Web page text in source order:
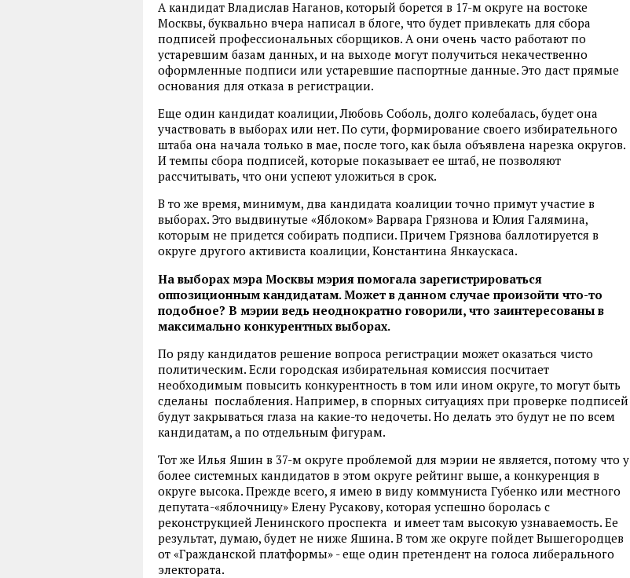
А кандидат Владислав Наганов, который борется в 17-м округе на востоке
Москвы, буквально вчера написал в блоге, что будет привлекать для сбора
подписей профессиональных сборщиков. А они очень часто работают по
устаревшим базам данных, и на выходе могут получиться некачественно
оформленные подписи или устаревшие паспортные данные. Это даст прямые
основания для отказа в регистрации.
Еще один кандидат коалиции, Любовь Соболь, долго колебалась, будет она
участвовать в выборах или нет. По сути, формирование своего избирательного
штаба она начала только в мае, после того, как была объявлена нарезка округов.
И темпы сбора подписей, которые показывает ее штаб, не позволяют
рассчитывать, что они успеют уложиться в срок.
В то же время, минимум, два кандидата коалиции точно примут участие в
выборах. Это выдвинутые «Яблоком» Варвара Грязнова и Юлия Галямина,
которым не придется собирать подписи. Причем Грязнова баллотируется в
округе другого активиста коалиции, Константина Янкаускаса.
На выборах мэра Москвы мэрия помогала зарегистрироваться
оппозиционным кандидатам. Может в данном случае произойти что-то
подобное? В мэрии ведь неоднократно говорили, что заинтересованы в
максимально конкурентных выборах.
По ряду кандидатов решение вопроса регистрации может оказаться чисто
политическим. Если городская избирательная комиссия посчитает
необходимым повысить конкурентность в том или ином округе, то могут быть
сделаны послабления. Например, в спорных ситуациях при проверке подписей
будут закрываться глаза на какие-то недочеты. Но делать это будут не по всем
кандидатам, а по отдельным фигурам.
Тот же Илья Яшин в 37-м округе проблемой для мэрии не является, потому что у
более системных кандидатов в этом округе рейтинг выше, а конкуренция в
округе высока. Прежде всего, я имею в виду коммуниста Губенко или местного
депутата-«яблочницу» Елену Русакову, которая успешно боролась с
реконструкцией Ленинского проспекта и имеет там высокую узнаваемость. Ее
результат, думаю, будет не ниже Яшина. В том же округе пойдет Вышегородцев
от «Гражданской платформы» - еще один претендент на голоса либерального
электората.